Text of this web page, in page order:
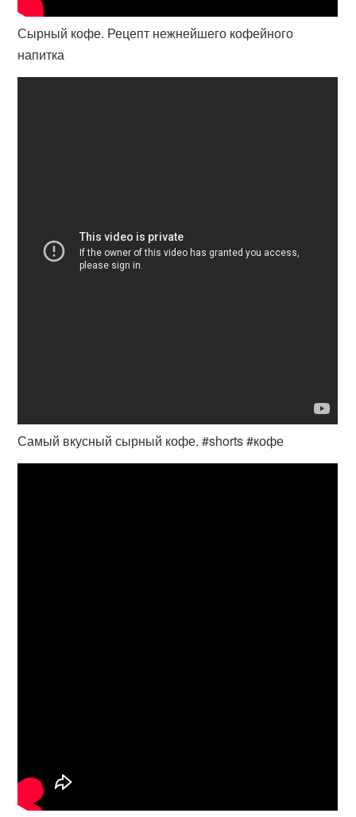
Сырный кофе. Рецепт нежнейшего кофейного
напитка
Самый вкусный сырный кофе. #shorts #кофе